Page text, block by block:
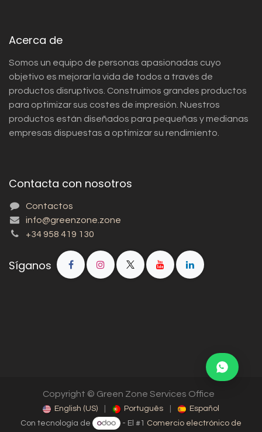
Acerca de
Somos un equipo de personas apasionadas cuyo
objetivo es mejorar la vida de todos a través de
productos disruptivos. Construimos grandes productos
para optimizar sus costes de impresión. Nuestros
productos están diseñados para pequeñas y medianas
empresas dispuestas a optimizar su rendimiento.
Contacta con nosotros
Contactos
info@greenzone.zone
+34 958 419 130
Síganos
Copyright © Green Zone Services Office
English (US) Português
Español
Con tecnología de
- El #1 Comercio electrónico de